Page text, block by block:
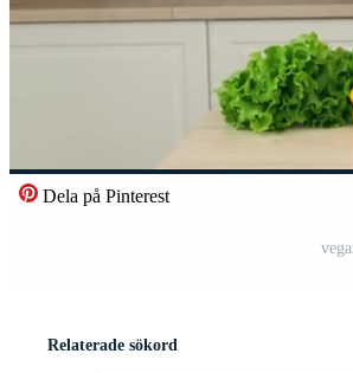
Dela på Pinterest
Relaterade sökord